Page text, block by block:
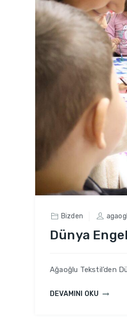
Bizden
Dünya
Ağaoğlu Tekstil’den
DEVAMINI OKU